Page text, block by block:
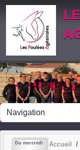
Du mercredi Accueil
Panneau de gestion